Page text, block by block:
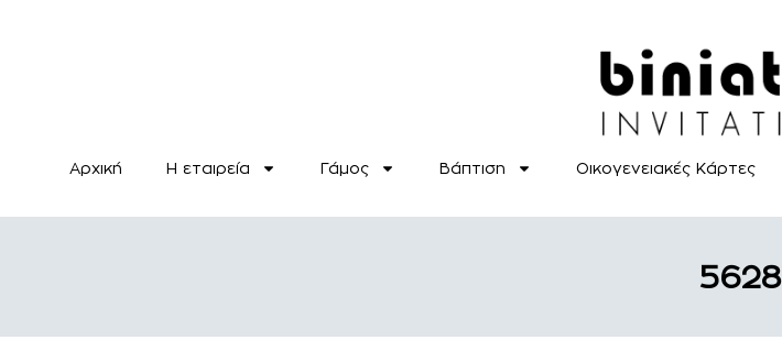
Αρχική H εταιρεία Γάμος Βάπτιση Οικογενειακές Κάρτες
5628